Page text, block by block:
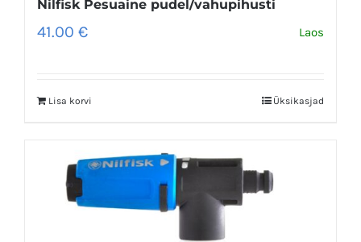
Nilfisk Pesuaine pudel/vahupihusti
41.00 € Laos
Lisa korvi Üksikasjad